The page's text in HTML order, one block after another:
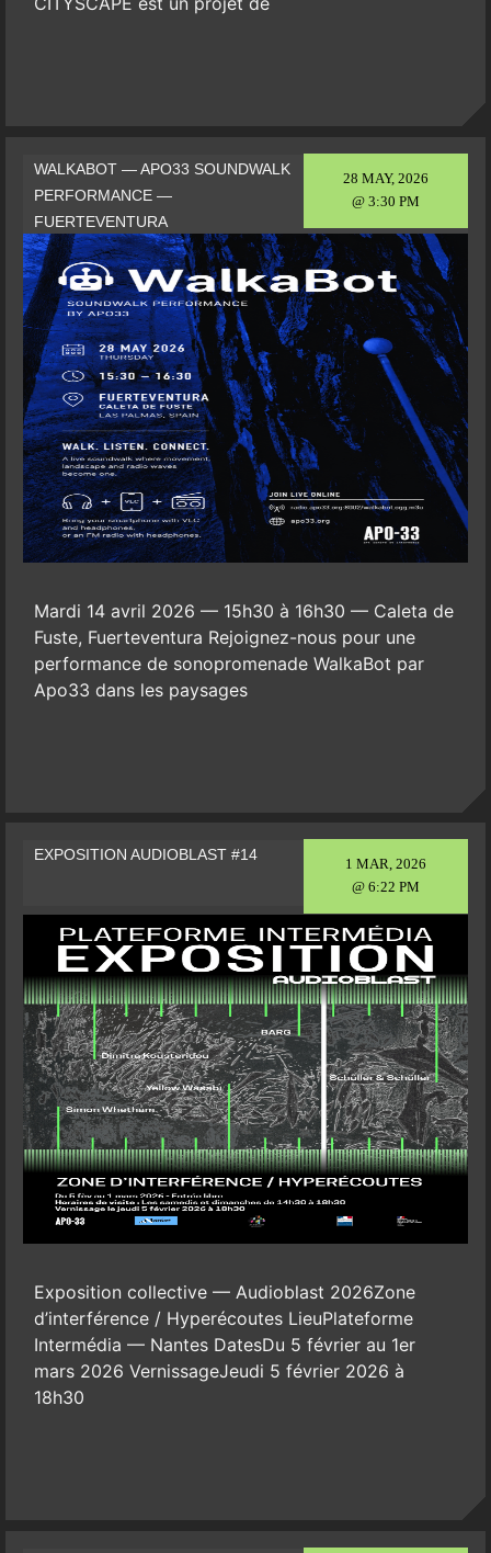
28 MAY, 2026
@ 3:30 PM
WALKABOT — APO33 SOUNDWALK
PERFORMANCE —
FUERTEVENTURA
Mardi 14 avril 2026 — 15h30 à 16h30 — Caleta de
Fuste, Fuerteventura Rejoignez-nous pour une
performance de sonopromenade WalkaBot par
Apo33 dans les paysages
1 MAR, 2026
@ 6:22 PM
EXPOSITION AUDIOBLAST #14
Exposition collective — Audioblast 2026Zone
d’interférence / Hyperécoutes LieuPlateforme
Intermédia — Nantes DatesDu 5 février au 1er
mars 2026 VernissageJeudi 5 février 2026 à
18h30